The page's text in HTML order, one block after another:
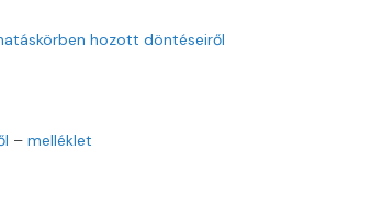
hozott döntéseiről
– melléklet